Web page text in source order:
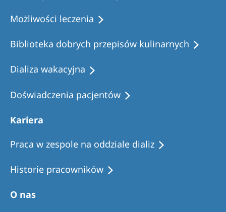
Możliwości leczenia
Biblioteka dobrych przepisów kulinarnych
Dializa wakacyjna
Doświadczenia pacjentów
Kariera
Praca w zespole na oddziale dializ
Historie pracowników
O nas